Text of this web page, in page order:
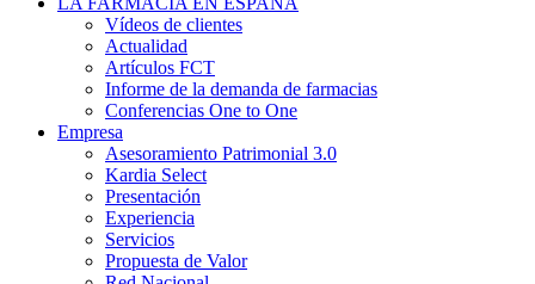
Vídeos de clientes
Actualidad
Artículos FCT
Informe de la demanda de farmacias
Conferencias One to One
Empresa
Asesoramiento Patrimonial 3.0
Kardia Select
Presentación
Experiencia
Servicios
Propuesta de Valor